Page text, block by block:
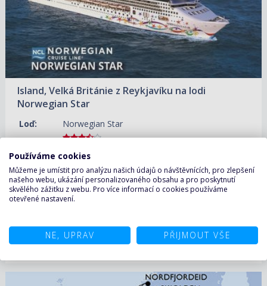
Island, Velká Británie z Reykjavíku na lodi
Norwegian Star
Loď: Norwegian Star
Trasa:
Island, Velká Británie
Nalodění: Reykjavík, Island
Vylodění: Southampton, Velká Británie
Trvání:
7 nocí
13 140 KČ/OS.
Používáme cookies
Můžeme je umístit pro analýzu našich údajů o návštěvnících, pro zlepšení
našeho webu, ukázání personalizovaného obsahu a pro poskytnutí
skvělého zážitku z webu. Pro více informací o cookies používáme
otevřené nastavení.
NE, UPRAV PŘIJMOUT VŠE